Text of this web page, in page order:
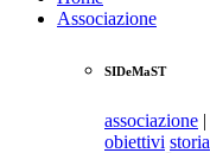
Associazione
SIDeMaST
associazione |
obiettivi storia